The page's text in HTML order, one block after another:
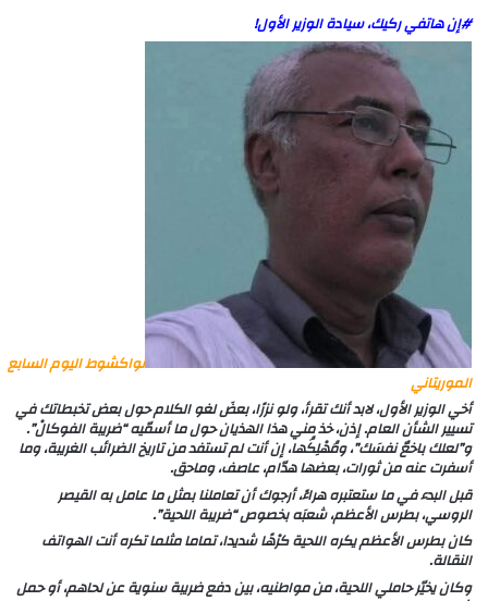
#إن هاتفي ركيك، سيادة الوزير الأول!
نواكشوط اليوم السابع
الموريتاني
أخي الوزير الأول، لابد أنك تقرأ، ولو نزرًا، بعضَ لغو الكلام حول بعض تخبطاتك في
تسيير الشأن العام. إذن، خذ مني هذا الهذيان حول ما أسمّيه “ضريبة الفوكالْ”.
و”لعلك باخعٌ نفسَك”، ومُهْلِكُها، إن أنت لم تستفد من تاريخ الضرائب الغريبة، وما
أسفرت عنه من ثورات، بعضها هدّام، عاصف، وماحق.
قبل البدء في ما ستعتبره هراءً، أرجوك أن تعاملنا بمثل ما عامل به القيصر
الروسي، بطرس الأعظم، شعبَه بخصوص “ضريبة اللحية”.
كان بطرس الأعظم يكره اللحية كرْهًا شديدا، تماما مثلما تكره أنت الهواتف
النقالة.
وكان يخيّر حاملي اللحية، من مواطنيه، بين دفع ضريبة سنوية عن لحاهم، أو حمل